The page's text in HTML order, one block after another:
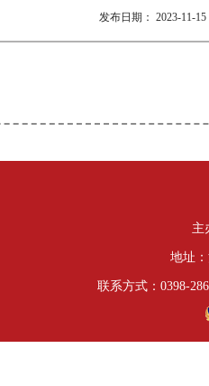
发布日期： 2023-11-15
主
地址
联系方式：0398-